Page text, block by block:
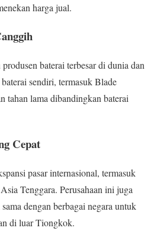
harga jual.
baterai terbesar di dunia dan
sendiri, termasuk Blade
tahan lama dibandingkan baterai
Cepat
pasar internasional, termasuk
Tenggara. Perusahaan ini juga
dengan berbagai negara untuk
di luar Tiongkok.